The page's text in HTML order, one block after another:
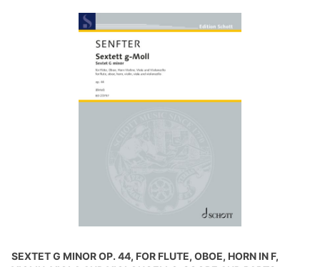
SEXTET G MINOR OP. 44, FOR FLUTE, OBOE, HORN IN F,